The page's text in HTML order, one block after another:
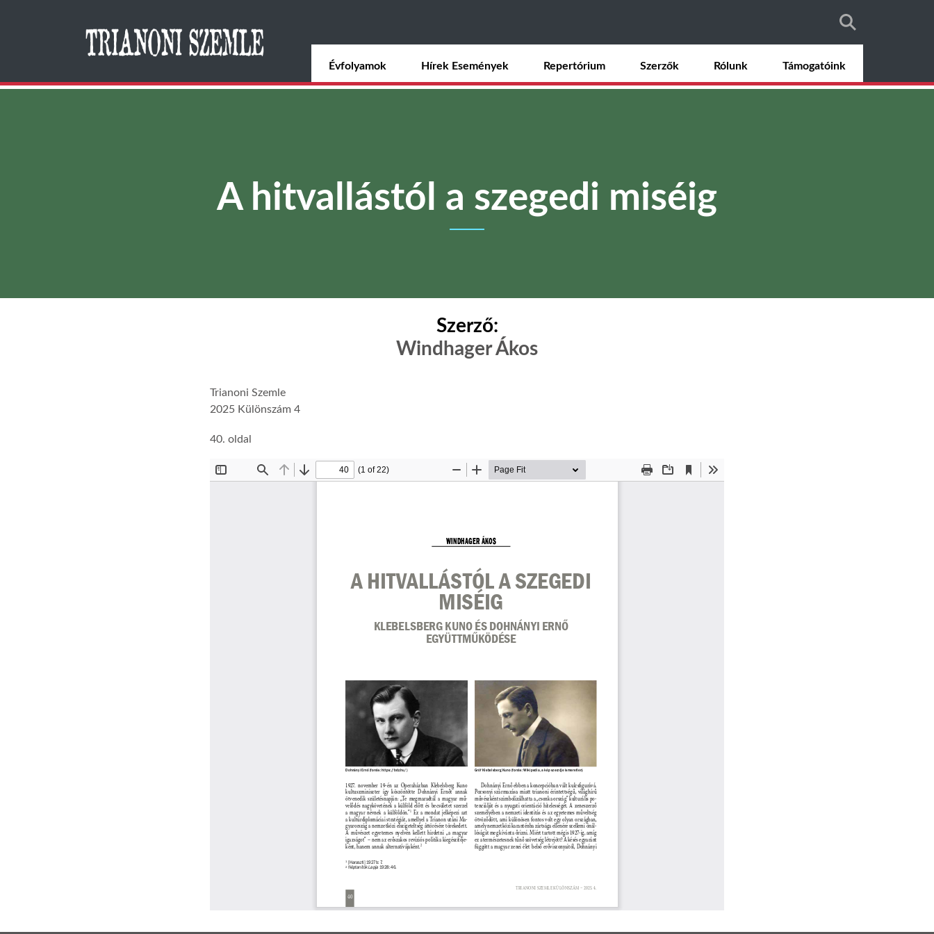
tartalomra
Évfolyamok Hírek Események Repertórium Szerzők Rólunk Támogatóink
A hitvallástól a szegedi miséig
Szerző:
Windhager Ákos
Trianoni Szemle
2025 Különszám 4
40. oldal